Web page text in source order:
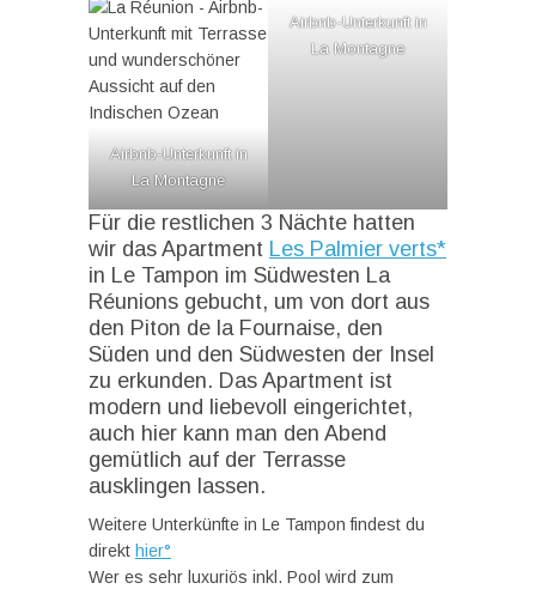
Airbnb-Unterkunft in
La Montagne
Airbnb-Unterkunft in
La Montagne
Für die restlichen 3 Nächte hatten
wir das Apartment Les Palmier verts*
in Le Tampon im Südwesten La
Réunions gebucht, um von dort aus
den Piton de la Fournaise, den
Süden und den Südwesten der Insel
zu erkunden. Das Apartment ist
modern und liebevoll eingerichtet,
auch hier kann man den Abend
gemütlich auf der Terrasse
ausklingen lassen.
Weitere Unterkünfte in Le Tampon findest du
direkt hier°
Wer es sehr luxuriös inkl. Pool wird zum